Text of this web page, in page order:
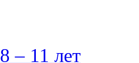
8 – 11 лет